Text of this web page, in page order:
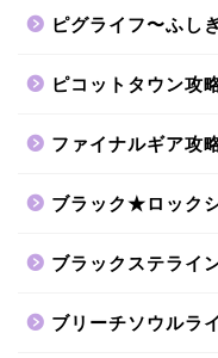
ピグライフ〜ふし
ピコットタウン攻
ファイナルギア攻
ブラック★ロック
ブラックステライ
ブリーチソウルラ